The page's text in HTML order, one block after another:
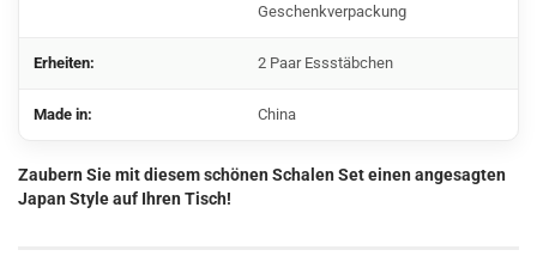
Geschenkverpackung
Erheiten: 2 Paar Essstäbchen
Made in: China
Zaubern Sie mit diesem schönen Schalen Set einen angesagten
Japan Style auf Ihren Tisch!